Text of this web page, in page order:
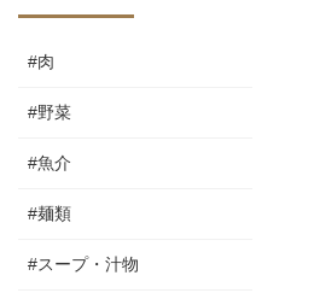
#肉
#野菜
#魚介
#麺類
#スープ・汁物